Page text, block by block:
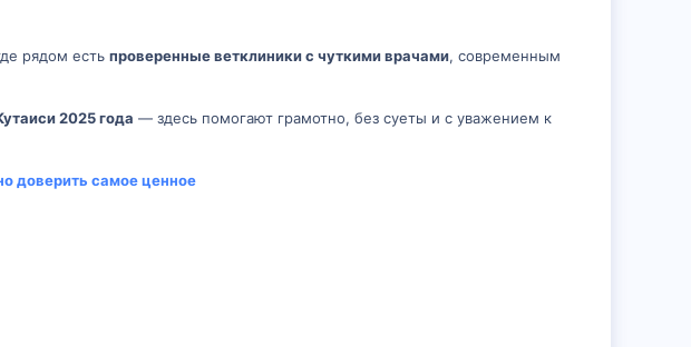
рядом есть проверенные ветклиники с чуткими врачами, современным
2025 года — здесь помогают грамотно, без суеты и с уважением к
доверить самое ценное